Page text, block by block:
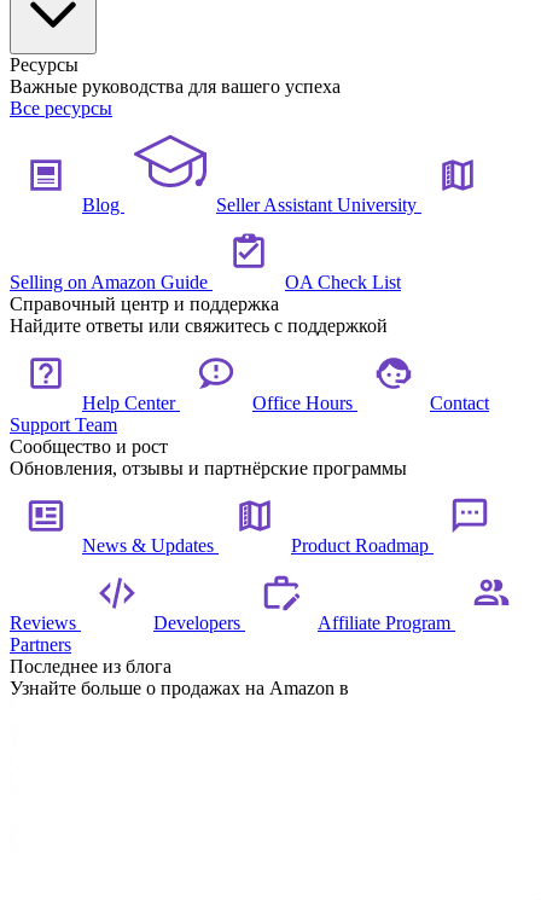
Ресурсы
Важные руководства для вашего успеха
Все ресурсы
Blog Seller Assistant University
Selling on Amazon Guide
OA Check List
Справочный центр и поддержка
Найдите ответы или свяжитесь с поддержкой
Help Center Office Hours
Contact
Support Team
Сообщество и рост
Обновления, отзывы и партнёрские программы
News & Updates Product Roadmap
Reviews Developers
Affiliate Program
Partners
Последнее из блога
Узнайте больше о продажах на Amazon в